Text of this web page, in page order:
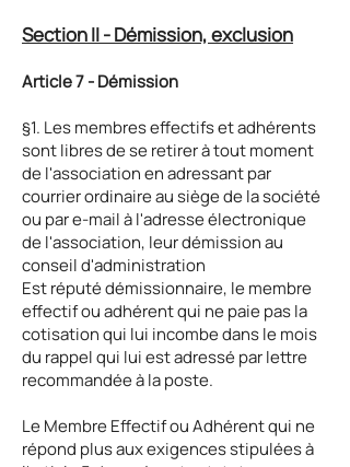
Section II - Démission, exclusion
Article 7 - Démission
§1. Les membres effectifs et adhérents
sont libres de se retirer à tout moment
de l'association en adressant par
courrier ordinaire au siège de la société
ou par e-mail à l'adresse électronique
de l'association, leur démission au
conseil d'administration
Est réputé démissionnaire, le membre
effectif ou adhérent qui ne paie pas la
cotisation qui lui incombe dans le mois
du rappel qui lui est adressé par lettre
recommandée à la poste.
Le Membre Effectif ou Adhérent qui ne
répond plus aux exigences stipulées à